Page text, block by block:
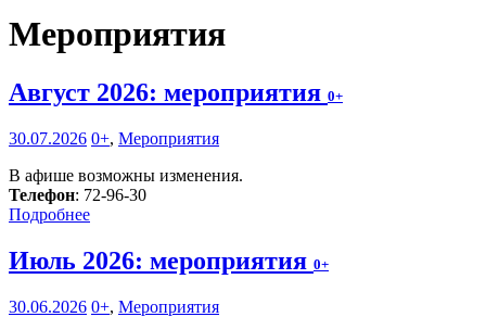
Мероприятия
Август 2026: мероприятия 0+
30.07.2026 0+, Мероприятия
В афише возможны изменения.
Телефон: 72-96-30
Подробнее
Июль 2026: мероприятия 0+
30.06.2026 0+, Мероприятия